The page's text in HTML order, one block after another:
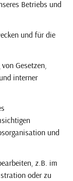
Betriebs und
und für die
Gesetzen,
interner
und
z.B. im
oder zu